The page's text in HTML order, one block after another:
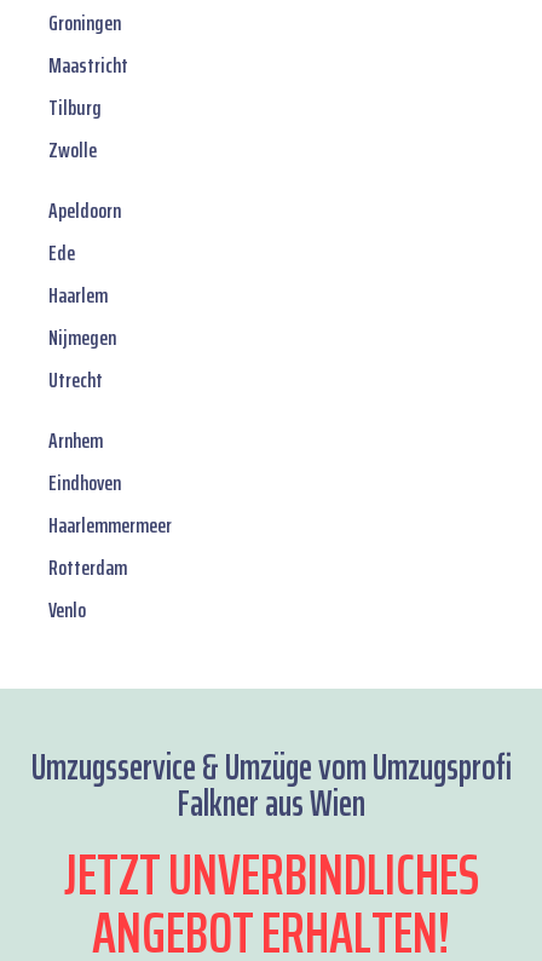
Groningen
Maastricht
Tilburg
Zwolle
Apeldoorn
Ede
Haarlem
Nijmegen
Utrecht
Arnhem
Eindhoven
Haarlemmermeer
Rotterdam
Venlo
Umzugsservice & Umzüge vom Umzugsprofi
Falkner aus Wien
JETZT UNVERBINDLICHES
ANGEBOT ERHALTEN!